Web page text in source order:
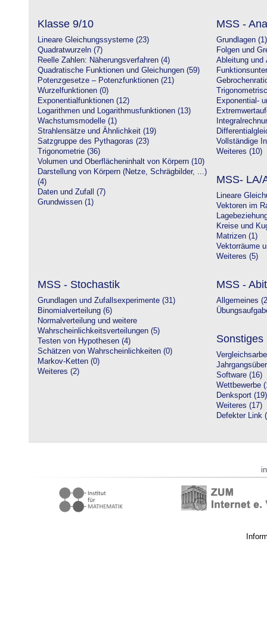
Klasse 9/10
Lineare Gleichungssysteme (23)
Quadratwurzeln (7)
Reelle Zahlen: Näherungsverfahren (4)
Quadratische Funktionen und Gleichungen (59)
Potenzgesetze – Potenzfunktionen (21)
Wurzelfunktionen (0)
Exponentialfunktionen (12)
Logarithmen und Logarithmusfunktionen (13)
Wachstumsmodelle (1)
Strahlensätze und Ähnlichkeit (19)
Satzgruppe des Pythagoras (23)
Trigonometrie (36)
Volumen und Oberflächeninhalt von Körpern (10)
Darstellung von Körpern (Netze, Schrägbilder, ...)
(4)
Daten und Zufall (7)
Grundwissen (1)
MSS -
Grundlagen (1)
Folgen und
Ableitung und
Exponential-
Vollständige
Weiteres (10)
MSS- LA/
Lineare
Vektoren im
Kreise und
Matrizen (1)
Vektorräume
Weiteres (5)
MSS - Stochastik
Grundlagen und Zufallsexperimente (31)
Binomialverteilung (6)
Normalverteilung und weitere
Wahrscheinlichkeitsverteilungen (5)
Testen von Hypothesen (4)
Schätzen von Wahrscheinlichkeiten (0)
Markov-Ketten (0)
Weiteres (2)
MSS -
Allgemeines
Sonstiges
Software (16)
Wettbewerbe
Denksport (19)
Weiteres (17)
Defekter Link